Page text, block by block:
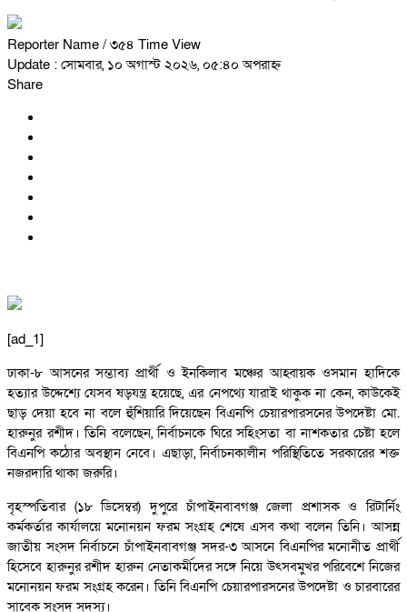
Reporter Name / ৩৫৪ Time View
Update : সোমবার, ১০ অগাস্ট ২০২৬, ০৫:৪০ অপরাহ্ন
Share
[ad_1]
ঢাকা-৮ আসনের সম্ভাব্য প্রার্থী ও ইনকিলাব মঞ্চের আহ্বায়ক ওসমান হাদিকে
হত্যার উদ্দেশ্যে যেসব ষড়যন্ত্র হয়েছে, এর নেপথ্যে যারাই থাকুক না কেন, কাউকেই
ছাড় দেয়া হবে না বলে হুঁশিয়ারি দিয়েছেন বিএনপি চেয়ারপারসনের উপদেষ্টা মো.
হারুনুর রশীদ। তিনি বলেছেন, নির্বাচনকে ঘিরে সহিংসতা বা নাশকতার চেষ্টা হলে
বিএনপি কঠোর অবস্থান নেবে। এছাড়া, নির্বাচনকালীন পরিস্থিতিতে সরকারের শক্ত
নজরদারি থাকা জরুরি।
বৃহস্পতিবার (১৮ ডিসেম্বর) দুপুরে চাঁপাইনবাবগঞ্জ জেলা প্রশাসক ও রিটার্নিং
কর্মকর্তার কার্যালয়ে মনোনয়ন ফরম সংগ্রহ শেষে এসব কথা বলেন তিনি। আসন্ন
জাতীয় সংসদ নির্বাচনে চাঁপাইনবাবগঞ্জ সদর-৩ আসনে বিএনপির মনোনীত প্রার্থী
হিসেবে হারুনুর রশীদ হারুন নেতাকর্মীদের সঙ্গে নিয়ে উৎসবমুখর পরিবেশে নিজের
মনোনয়ন ফরম সংগ্রহ করেন। তিনি বিএনপি চেয়ারপারসনের উপদেষ্টা ও চারবারের
সাবেক সংসদ সদস্য।